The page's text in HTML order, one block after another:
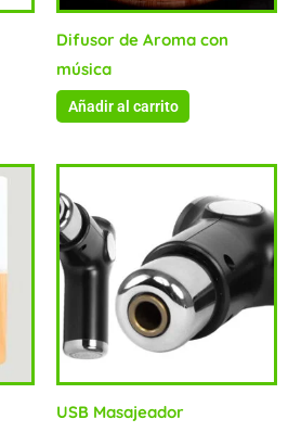
Difusor de Aroma con
música
Añadir al carrito
USB Masajeador